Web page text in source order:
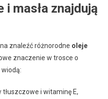
masła znajdują
znaleźć różnorodne oleje
znaczenie w trosce o
wiodą:
tłuszczowe i witaminę E,